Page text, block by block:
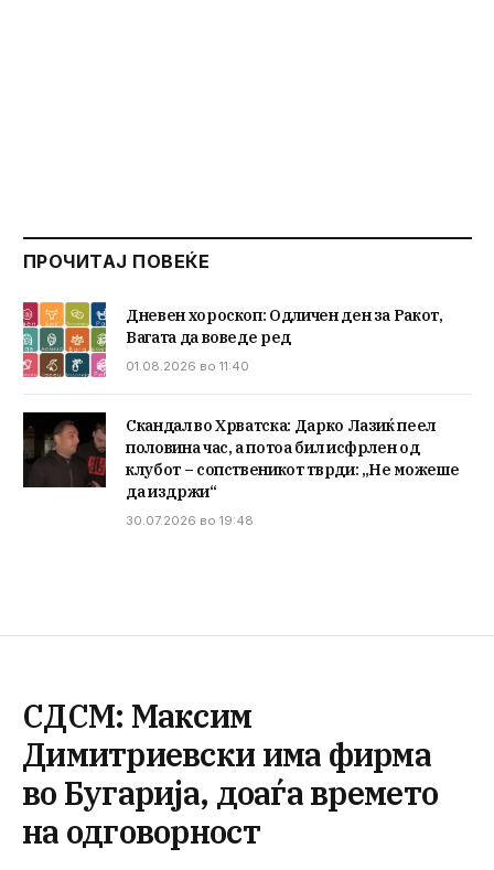
ПРОЧИТАЈ ПОВЕЌЕ
Дневен хороскоп: Одличен ден за Ракот,
Вагата да воведе ред
01.08.2026 во 11:40
Скандал во Хрватска: Дарко Лазиќ пеел
половина час, а потоа бил исфрлен од
клубот – сопственикот тврди: „Не можеше
да издржи“
30.07.2026 во 19:48
СДСМ: Максим
Димитриевски има фирма
во Бугарија, доаѓа времето
на одговорност